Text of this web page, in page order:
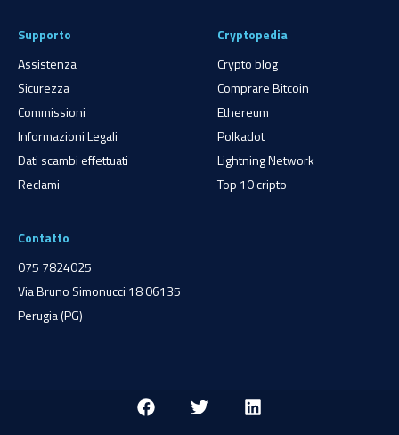
Supporto
Assistenza
Sicurezza
Commissioni
Informazioni Legali
Dati scambi effettuati
Reclami
Cryptopedia
Crypto blog
Comprare Bitcoin
Ethereum
Polkadot
Lightning Network
Top 10 cripto
Contatto
075 7824025
Via Bruno Simonucci 18 06135
Perugia (PG)